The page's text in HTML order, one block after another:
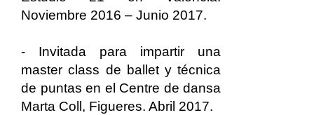
Noviembre 2016 – Junio 2017.
- Invitada para impartir una
master class de ballet y técnica
de puntas en el Centre de dansa
Marta Coll, Figueres. Abril 2017.